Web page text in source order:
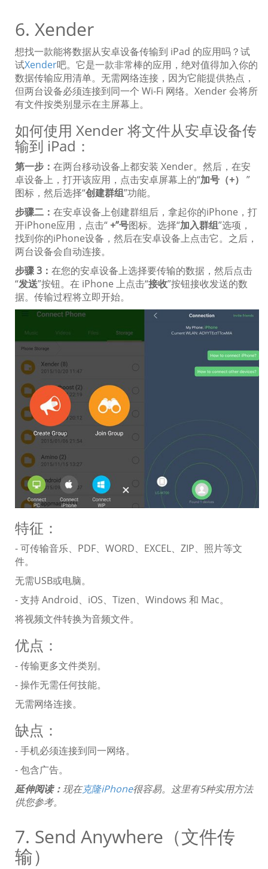
6. Xender
想找一款能将数据从安卓设备传输到 iPad 的应用吗？试
试Xender吧。它是一款非常棒的应用，绝对值得加入你的
数据传输应用清单。无需网络连接，因为它能提供热点，
但两台设备必须连接到同一个 Wi-Fi 网络。Xender 会将所
有文件按类别显示在主屏幕上。
如何使用 Xender 将文件从安卓设备传
输到 iPad：
第一步： 在两台移动设备上都安装 Xender。然后，在安
卓设备上，打开该应用，点击安卓屏幕上的“加号（+） ”
图标，然后选择“创建群组”功能。
步骤二： 在安卓设备上创建群组后，拿起你的iPhone，打
开iPhone应用，点击“+”号图标。选择“加入群组”选项，
找到你的iPhone设备，然后在安卓设备上点击它。之后，
两台设备会自动连接。
步骤 3： 在您的安卓设备上选择要传输的数据，然后点击
“发送”按钮。在 iPhone 上点击“接收”按钮接收发送的数
据。传输过程将立即开始。
特征：
- 可传输音乐、PDF、WORD、EXCEL、ZIP、照片等文
件。
无需USB或电脑。
- 支持 Android、iOS、Tizen、Windows 和 Mac。
将视频文件转换为音频文件。
优点：
- 传输更多文件类别。
- 操作无需任何技能。
无需网络连接。
缺点：
- 手机必须连接到同一网络。
- 包含广告。
延伸阅读：现在克隆iPhone很容易。这里有5种实用方法
供您参考。
7. Send Anywhere（文件传
输）